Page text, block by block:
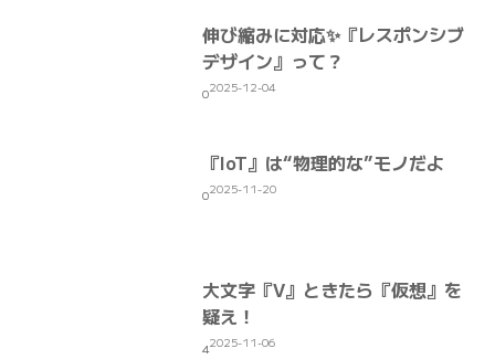
伸び縮みに対応✨『レスポンシブ
デザイン』って？
02025-12-04
『IoT』は“物理的な”モノだよ
02025-11-20
大文字『V』ときたら『仮想』を
疑え！
42025-11-06